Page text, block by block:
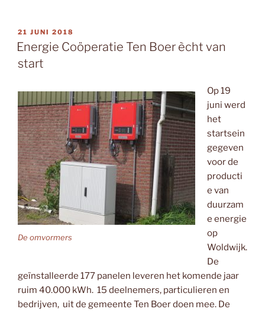
GEPLAATST
OP
21 JUNI 2018
Energie Coöperatie Ten Boer ècht van
start
De omvormers
Op 19
juni werd
het
startsein
gegeven
voor de
producti
e van
duurzam
e energie
op
Woldwijk.
De
geïnstalleerde 177 panelen leveren het komende jaar
ruim 40.000 kWh. 15 deelnemers, particulieren en
bedrijven, uit de gemeente Ten Boer doen mee. De